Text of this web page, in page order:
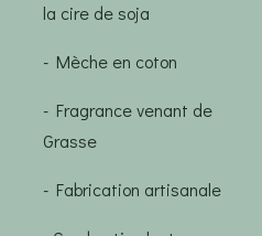
la cire de soja
- Mèche en coton
- Fragrance venant de
Grasse
- Fabrication artisanale